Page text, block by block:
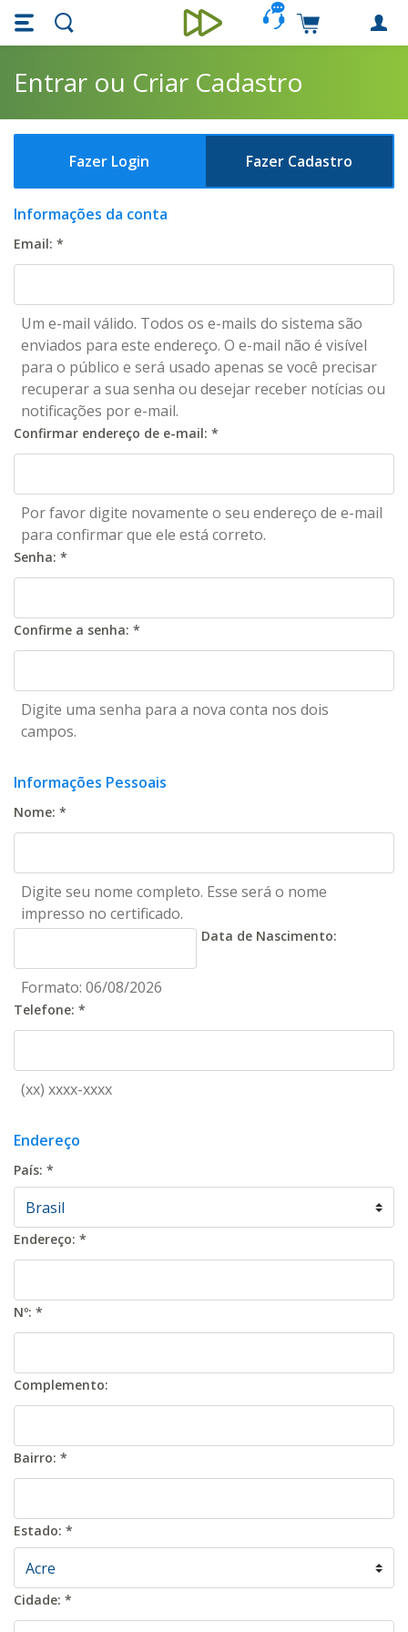
Skip main navigation
Skip to main content
Unieducar
Carrinho de
Entrar ou Criar Cadastro
Fazer Login Fazer Cadastro
Informações da conta
Email: *
Um e-mail válido. Todos os e-mails do sistema são
enviados para este endereço. O e-mail não é visível
para o público e será usado apenas se você precisar
recuperar a sua senha ou desejar receber notícias ou
notificações por e-mail.
Confirmar endereço de e-mail: *
Por favor digite novamente o seu endereço de e-mail
para confirmar que ele está correto.
Senha: *
Confirme a senha: *
Digite uma senha para a nova conta nos dois
campos.
Informações Pessoais
Nome: *
Digite seu nome completo. Esse será o nome
impresso no certificado.
Data de Nascimento:
Formato: 06/08/2026
Telefone: *
(xx) xxxx-xxxx
Endereço
País: *
Endereço: *
Nº: *
Complemento:
Bairro: *
Estado: *
Cidade: *